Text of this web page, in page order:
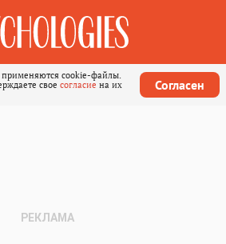
cookie-файлы.
свое согласие на их
Согласен